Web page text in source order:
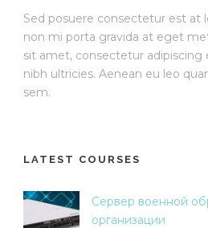
Sed posuere consectetur est at
non mi porta gravida at eget
sit amet, consectetur adipiscing
nibh ultricies. Aenean eu leo
sem.
LATEST COURSES
Сервер военной
организации